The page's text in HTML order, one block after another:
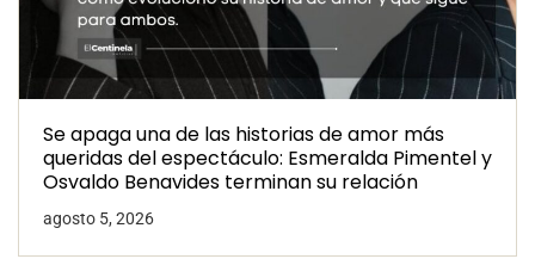
Se apaga una de las historias de amor más
queridas del espectáculo: Esmeralda Pimentel y
Osvaldo Benavides terminan su relación
agosto 5, 2026